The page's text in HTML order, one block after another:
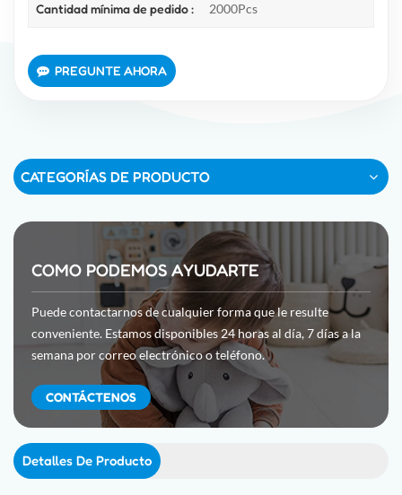
Cantidad mínima de pedido : 2000Pcs
PREGUNTE AHORA
CATEGORÍAS DE PRODUCTO
COMO PODEMOS AYUDARTE
Puede contactarnos de cualquier forma que le resulte
conveniente. Estamos disponibles 24 horas al día, 7 días a la
semana por correo electrónico o teléfono.
CONTÁCTENOS
Detalles De Producto